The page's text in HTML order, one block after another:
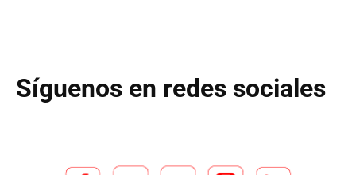
Síguenos en redes sociales